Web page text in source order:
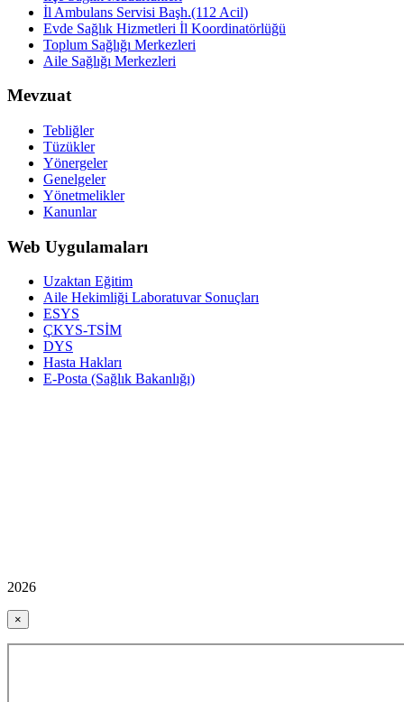
İl Ambulans Servisi Başh.(112 Acil)
Evde Sağlık Hizmetleri İl Koordinatörlüğü
Toplum Sağlığı Merkezleri
Aile Sağlığı Merkezleri
Mevzuat
Tebliğler
Tüzükler
Yönergeler
Genelgeler
Yönetmelikler
Kanunlar
Web Uygulamaları
Uzaktan Eğitim
Aile Hekimliği Laboratuvar Sonuçları
ESYS
ÇKYS-TSİM
DYS
Hasta Hakları
E-Posta (Sağlık Bakanlığı)
2026
×